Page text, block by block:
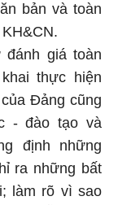
bản và toàn
giá toàn
thực hiện
Đảng cũng
- đào tạo và
định những
ra những bất
làm rõ vì sao